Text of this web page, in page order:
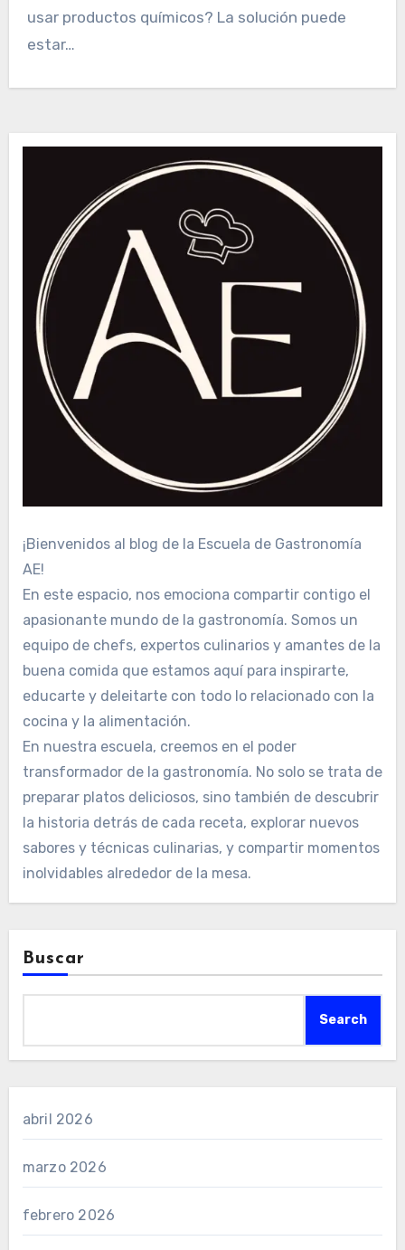
usar productos químicos? La solución puede
estar…
¡Bienvenidos al blog de la Escuela de Gastronomía
AE!
En este espacio, nos emociona compartir contigo el
apasionante mundo de la gastronomía. Somos un
equipo de chefs, expertos culinarios y amantes de la
buena comida que estamos aquí para inspirarte,
educarte y deleitarte con todo lo relacionado con la
cocina y la alimentación.
En nuestra escuela, creemos en el poder
transformador de la gastronomía. No solo se trata de
preparar platos deliciosos, sino también de descubrir
la historia detrás de cada receta, explorar nuevos
sabores y técnicas culinarias, y compartir momentos
inolvidables alrededor de la mesa.
Buscar
Search
abril 2026
marzo 2026
febrero 2026